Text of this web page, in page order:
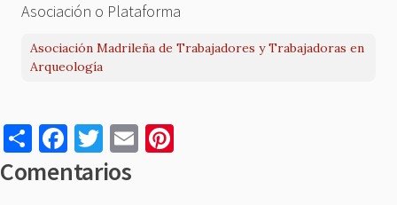
Asociación o Plataforma
Asociación Madrileña de Trabajadores y Trabajadoras en
Arqueología
S
h
ar
F
a
c
T
w
it
E
m
Comentarios